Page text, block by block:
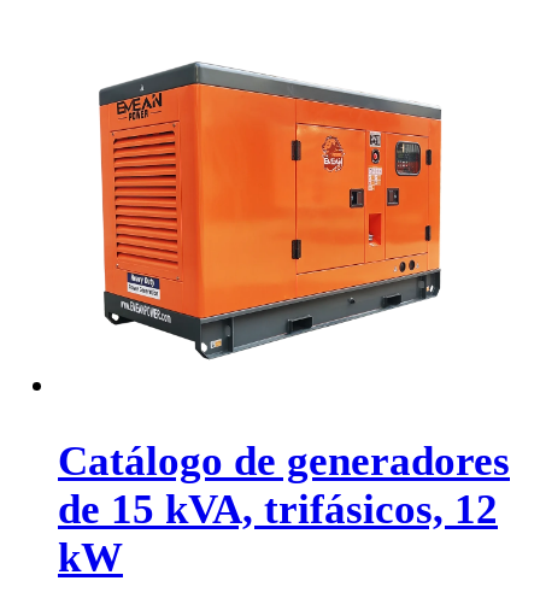
Catálogo de generadores
de 15 kVA, trifásicos, 12
kW